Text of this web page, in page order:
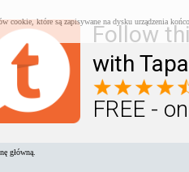
Follow
with
FREE -
cookie, które są zapisywane na dysku urządzenia
główną.